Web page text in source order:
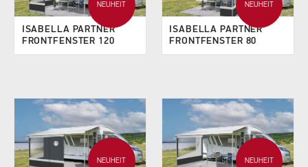
NEUHEIT
ISABELLA PARTNER
FRONTFENSTER 120
NEUHEIT
ISABELLA PARTNER
FRONTFENSTER 80
NEUHEIT NEUHEIT